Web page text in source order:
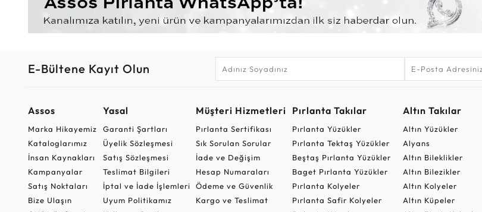
E-Bültene Kayıt Olun
Assos
Marka Hikayemiz
Kataloglarımız
İnsan Kaynakları
Kampanyalar
Satış Noktaları
Bize Ulaşın
Yasal
Garanti Şartları
Üyelik Sözleşmesi
Satış Sözleşmesi
Teslimat Bilgileri
İptal ve İade İşlemleri
Uyum Politikamız
Müşteri Hizmetleri
Pırlanta Sertifikası
Sık Sorulan Sorular
İade ve Değişim
Hesap Numaraları
Ödeme ve Güvenlik
Kargo ve Teslimat
Pırlanta Takılar
Pırlanta Yüzükler
Pırlanta Tektaş Yüzükler
Beştaş Pırlanta Yüzükler
Baget Pırlanta Yüzükler
Pırlanta Kolyeler
Pırlanta Safir Kolyeler
Altın Takılar
Altın Yüzükler
Alyans
Altın Bileklikler
Altın Bilezikler
Altın Kolyeler
Altın Küpeler